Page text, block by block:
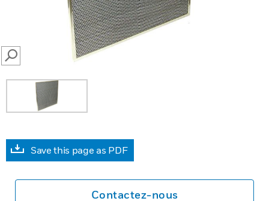
SEARCH
Save this page as PDF
Contactez-nous